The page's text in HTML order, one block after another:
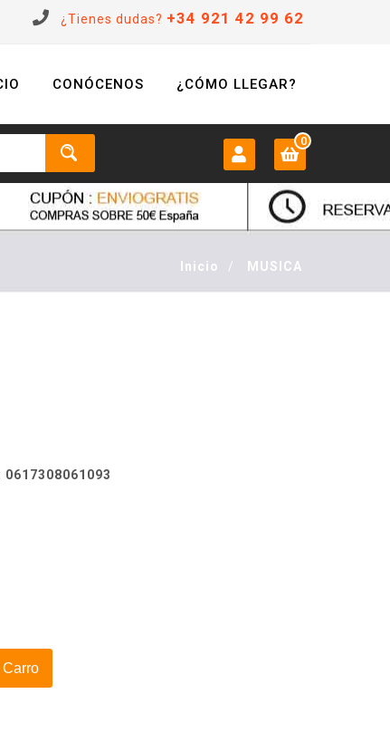
¿Tienes dudas? +34 921 42 99 62
CONÓCENOS ¿CÓMO LLEGAR?
MI CUENTA:
0
0 €
Inicio / MUSICA
0617308061093